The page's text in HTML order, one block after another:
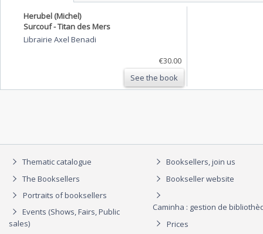
Herubel (Michel)
Surcouf - Titan des Mers
Librairie Axel Benadi
€30.00
See the book
Thematic catalogue
The Booksellers
Portraits of booksellers
Events (Shows, Fairs, Public
sales)
Booksellers, join us
Bookseller website
Caminha : gestion de
Prices